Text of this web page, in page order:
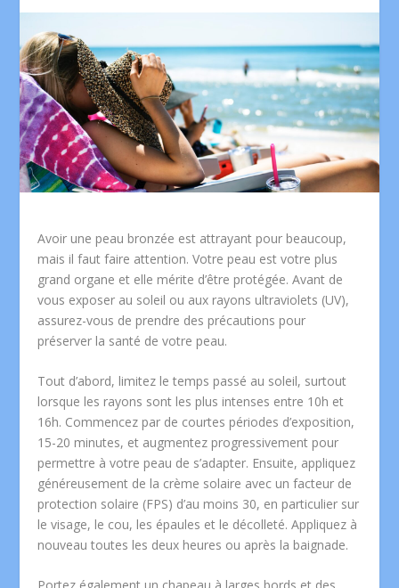
Avoir une peau bronzée est attrayant pour beaucoup,
mais il faut faire attention. Votre peau est votre plus
grand organe et elle mérite d’être protégée. Avant de
vous exposer au soleil ou aux rayons ultraviolets (UV),
assurez-vous de prendre des précautions pour
préserver la santé de votre peau.
Tout d’abord, limitez le temps passé au soleil, surtout
lorsque les rayons sont les plus intenses entre 10h et
16h. Commencez par de courtes périodes d’exposition,
15-20 minutes, et augmentez progressivement pour
permettre à votre peau de s’adapter. Ensuite, appliquez
généreusement de la crème solaire avec un facteur de
protection solaire (FPS) d’au moins 30, en particulier sur
le visage, le cou, les épaules et le décolleté. Appliquez à
nouveau toutes les deux heures ou après la baignade.